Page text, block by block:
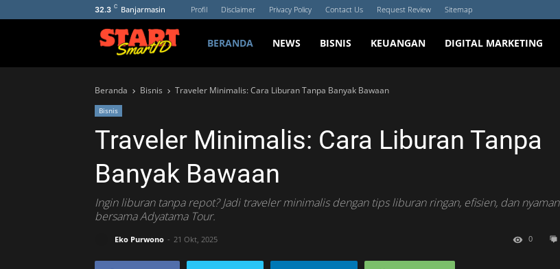
32.3 C Banjarmasin Profil Disclaimer Privacy Policy Contact Us Request Review Sitemap
BERANDA NEWS BISNIS KEUANGAN DIGITAL MARKETING
Beranda Bisnis Traveler Minimalis: Cara Liburan Tanpa Banyak Bawaan
Bisnis
Traveler Minimalis: Cara Liburan Tanpa
Banyak Bawaan
Ingin liburan tanpa repot? Jadi traveler minimalis dengan tips liburan ringan, efisien, dan nyaman
bersama Adyatama Tour.
Eko Purwono 21 Okt, 2025 0